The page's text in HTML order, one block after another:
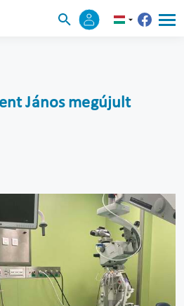
János megújult